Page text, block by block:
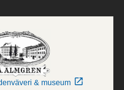
& museum